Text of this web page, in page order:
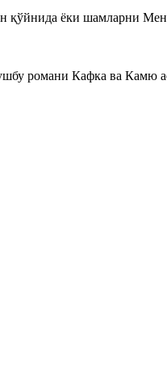
қўйнида ёки шамларни
романи Кафка ва Камю